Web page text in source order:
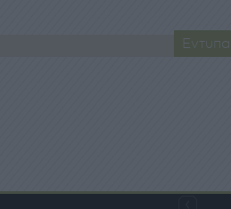
Έντυπα